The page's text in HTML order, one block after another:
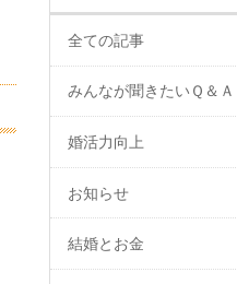
全ての記事
みんなが聞きたいＱ＆Ａ
婚活力向上
お知らせ
結婚とお金